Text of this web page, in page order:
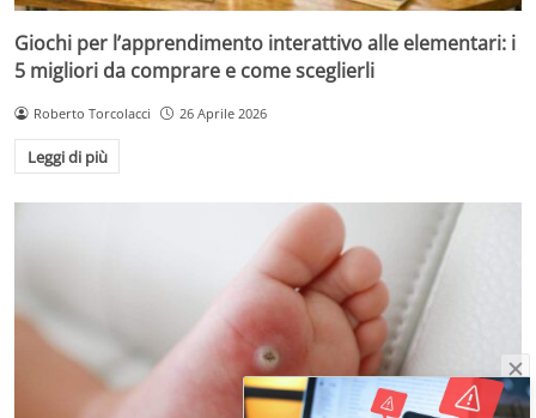
Giochi per l’apprendimento interattivo alle elementari: i
5 migliori da comprare e come sceglierli
Roberto Torcolacci 26 Aprile 2026
Leggi di più